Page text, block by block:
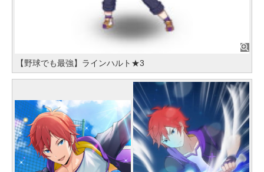
【野球でも最強】ラインハルト★3